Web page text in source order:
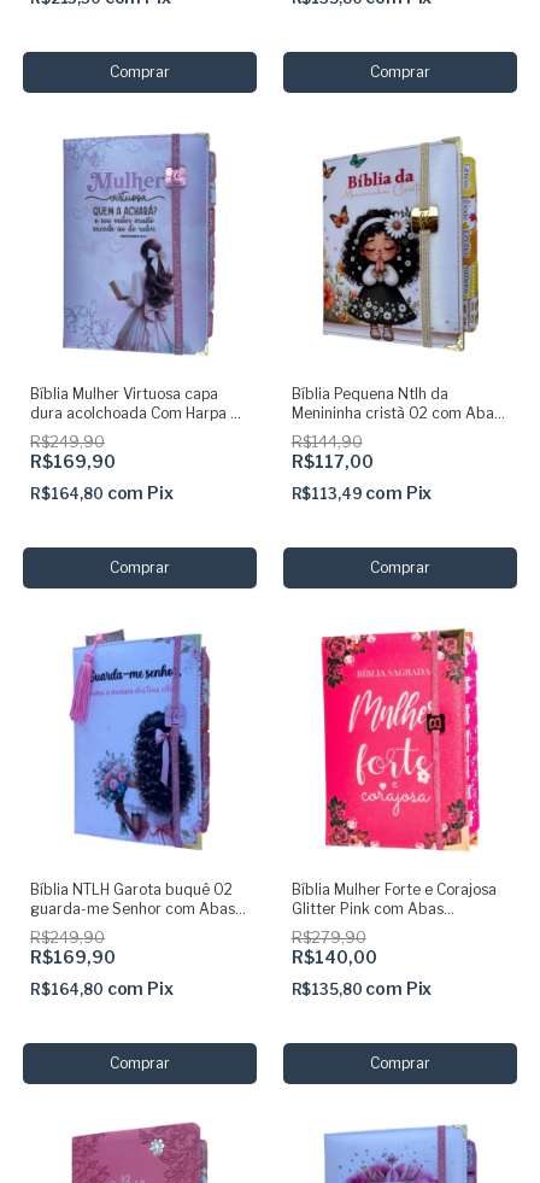
Bíblia Mulher Virtuosa capa
dura acolchoada Com Harpa e
Abas Adesivas + Marca
páginas
R$249,90
R$169,90
R$164,80 com Pix
Bíblia Pequena Ntlh da
Menininha cristã 02 com Abas
coladas Capa dura acolchoada
+ elástico dourado
R$144,90
R$117,00
R$113,49 com Pix
Bíblia NTLH Garota buquê 02
guarda-me Senhor com Abas
Adesivas Capa dura
acolchoada + elastico + marca
paginas glitter
R$249,90
R$169,90
R$164,80 com Pix
Bíblia Mulher Forte e Corajosa
Glitter Pink com Abas
Adesivas e Elástico
R$279,90
R$140,00
R$135,80 com Pix